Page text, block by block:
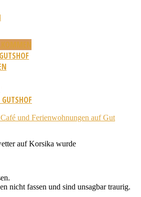
auf Korsika wurde
nicht fassen und sind unsagbar traurig.